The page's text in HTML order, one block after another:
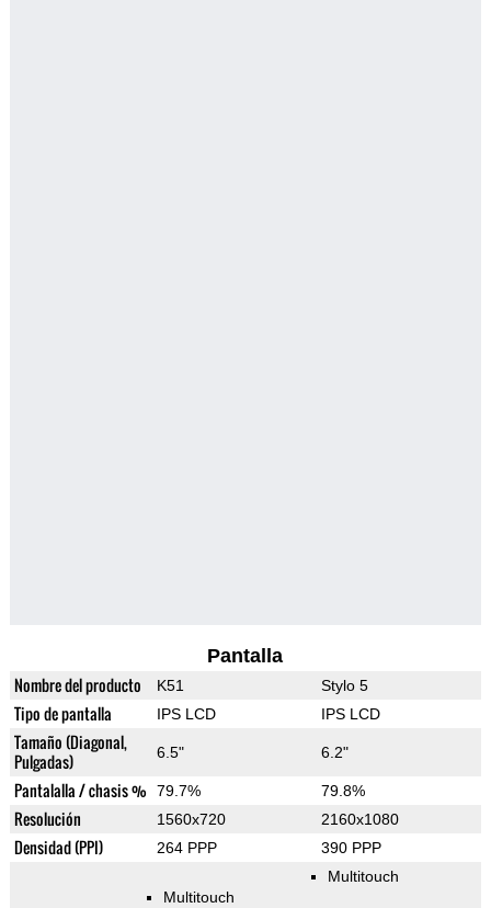
Pantalla
Nombre del producto K51 Stylo 5
Tipo de pantalla IPS LCD IPS LCD
Tamaño (Diagonal,
Pulgadas)
6.5" 6.2"
Pantalalla / chasis % 79.7% 79.8%
Resolución 1560x720 2160x1080
Densidad (PPI) 264 PPP 390 PPP
Multitouch
Multitouch